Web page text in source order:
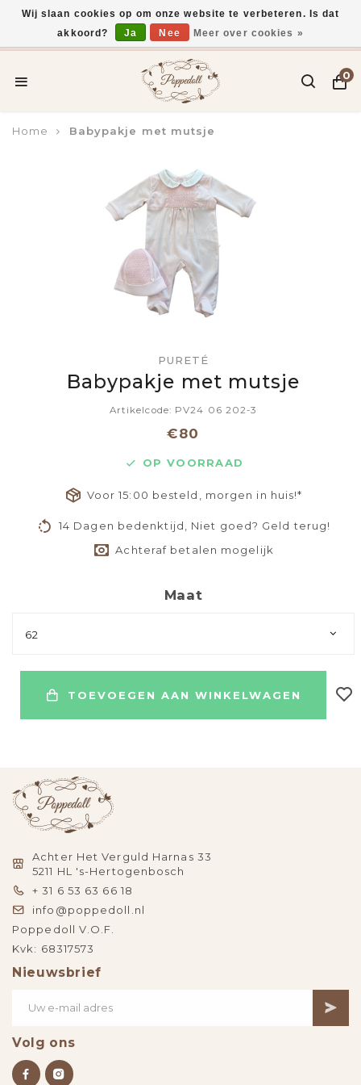
Voor 15:00 uur besteld, vandaag verzonden*
0
Home Babypakje met mutsje
PURETÉ
Babypakje met mutsje
Artikelcode: PV24 06 202-3
€80
OP VOORRAAD
Voor 15:00 besteld, morgen in huis!*
14 Dagen bedenktijd, Niet goed? Geld terug!
Achteraf betalen mogelijk
Maat
62
TOEVOEGEN AAN WINKELWAGEN
Achter Het Verguld Harnas 33
5211 HL 's-Hertogenbosch
+ 31 6 53 63 66 18
info@poppedoll.nl
Poppedoll V.O.F.
Kvk: 68317573
Nieuwsbrief
Volg ons
Wij slaan cookies op om onze website te verbeteren. Is dat
akkoord?
Ja Nee Meer over cookies »